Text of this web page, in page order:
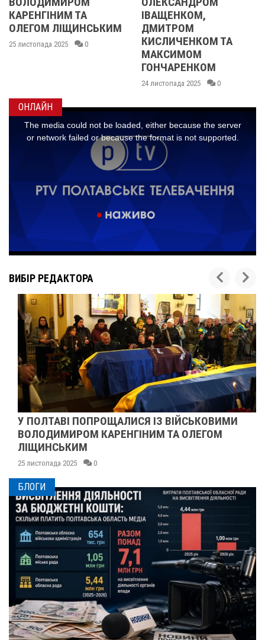
ТА
0
ІВАЩЕНКОМ,
ДМИТРОМ
КИСЛИЧЕНКОМ ТА
МАКСИМОМ
ГОНЧАРЕНКОМ
24 листопада 2025 0
ОНЛАЙН
ВИБІР РЕДАКТОРА
У ПОЛТАВІ ПОПРОЩАЛИСЯ ІЗ ВІЙСЬКОВИМИ
ВОЛОДИМИРОМ КАРЕНГІНИМ ТА ОЛЕГОМ
ЛІЩИНСЬКИМ
25 листопада 2025 0
БЛОГИ